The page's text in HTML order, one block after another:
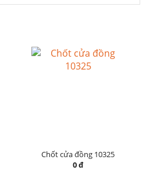
Chốt cửa đồng 10325
0 đ